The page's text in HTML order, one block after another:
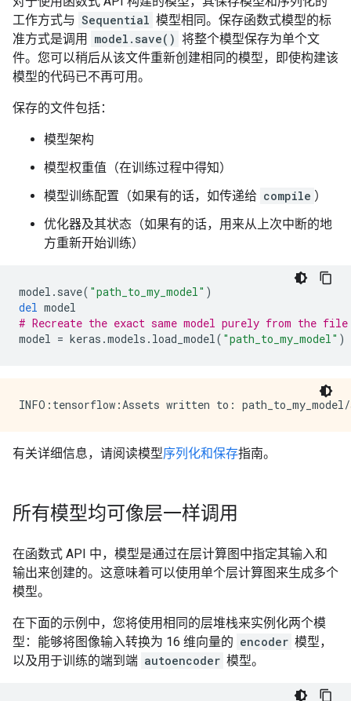
工作方式与 Sequential 模型相同。保存函数式模型的标
准方式是调用
model.save() 将整个模型保存为单个文
件。您可以稍后从该文件重新创建相同的模型，即使构建该
模型的代码已不再可用。
保存的文件包括：
模型架构
模型权重值（在训练过程中得知）
模型训练配置（如果有的话，如传递给 compile ）
优化器及其状态（如果有的话，用来从上次中断的地
方重新开始训练）
model . save( "path_to_my_model" )
del model
# Recreate the exact same model purely from the
model = keras .models . load_model( "path_to_my_model" )
有关详细信息，请阅读模型序列化和保存指南。
所有模型均可像层一样调用
在函数式 API 中，模型是通过在层计算图中指定其输入和
输出来创建的。这意味着可以使用单个层计算图来生成多个
模型。
在下面的示例中，您将使用相同的层堆栈来实例化两个模
型：能够将图像输入转换为 16 维向量的 encoder 模型，
以及用于训练的端到端 autoencoder 模型。